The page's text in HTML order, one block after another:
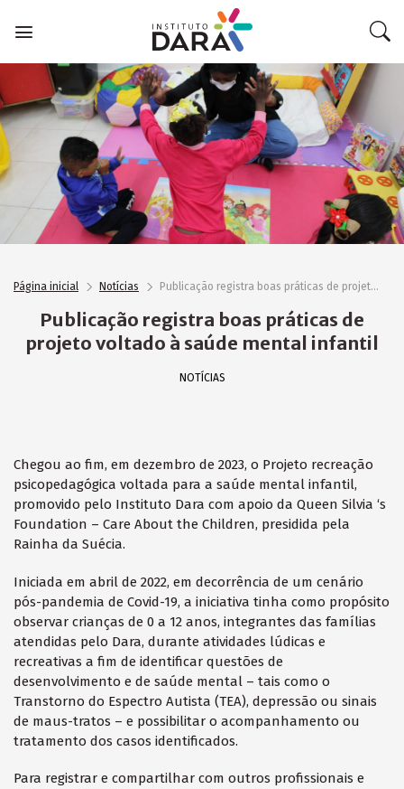
Página inicial Notícias Publicação registra boas práticas de projeto voltado à saúde mental infantil
Publicação registra boas práticas de
projeto voltado à saúde mental infantil
NOTÍCIAS
Chegou ao fim, em dezembro de 2023, o Projeto recreação
psicopedagógica voltada para a saúde mental infantil,
promovido pelo Instituto Dara com apoio da Queen Silvia ‘s
Foundation – Care About the Children, presidida pela
Rainha da Suécia.
Iniciada em abril de 2022, em decorrência de um cenário
pós-pandemia de Covid-19, a iniciativa tinha como propósito
observar crianças de 0 a 12 anos, integrantes das famílias
atendidas pelo Dara, durante atividades lúdicas e
recreativas a fim de identificar questões de
desenvolvimento e de saúde mental – tais como o
Transtorno do Espectro Autista (TEA), depressão ou sinais
de maus-tratos – e possibilitar o acompanhamento ou
tratamento dos casos identificados.
Para registrar e compartilhar com outros profissionais e